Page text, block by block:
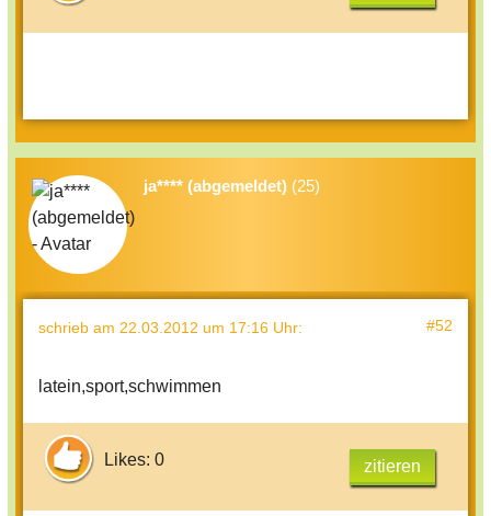
ja**** (abgemeldet) (25)
schrieb am 22.03.2012 um 17:16 Uhr: #52
latein,sport,schwimmen
Likes: 0 zitieren